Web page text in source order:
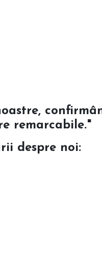
remarcabile."
despre noi: